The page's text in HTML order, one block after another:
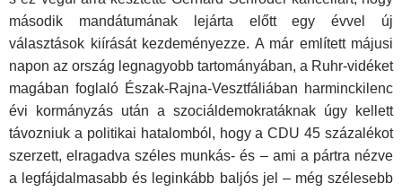
második mandátumának lejárta előtt egy évvel új
választások kiírását kezdeményezze. A már említett májusi
napon az ország legnagyobb tartományában, a Ruhr-vidéket
magában foglaló Észak-Rajna-Vesztfáliában harminckilenc
évi kormányzás után a szociáldemokratáknak úgy kellett
távozniuk a politikai hatalomból, hogy a CDU 45 százalékot
szerzett, elragadva széles munkás- és – ami a pártra nézve
a legfájdalmasabb és leginkább baljós jel – még szélesebb